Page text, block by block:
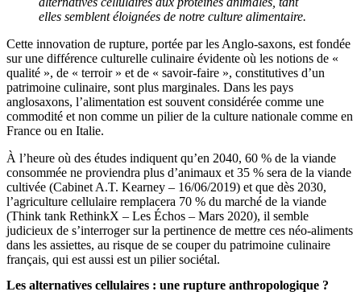
elles semblent éloignées de notre culture alimentaire.
Cette innovation de rupture, portée par les Anglo-saxons, est fondée
sur une différence culturelle culinaire évidente où les notions de «
qualité », de « terroir » et de « savoir-faire », constitutives d’un
patrimoine culinaire, sont plus marginales. Dans les pays
anglosaxons, l’alimentation est souvent considérée comme une
commodité et non comme un pilier de la culture nationale comme en
France ou en Italie.
À l’heure où des études indiquent qu’en 2040, 60 % de la viande
consommée ne proviendra plus d’animaux et 35 % sera de la viande
cultivée (Cabinet A.T. Kearney – 16/06/2019) et que dès 2030,
l’agriculture cellulaire remplacera 70 % du marché de la viande
(Think tank RethinkX – Les Échos – Mars 2020), il semble
judicieux de s’interroger sur la pertinence de mettre ces néo-aliments
dans les assiettes, au risque de se couper du patrimoine culinaire
français, qui est aussi est un pilier sociétal.
Les alternatives cellulaires : une rupture anthropologique ?